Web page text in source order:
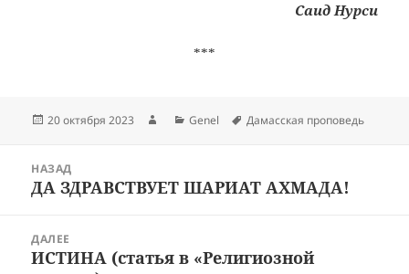
Саид Нурси
***
Опубликовано
20 октября 2023 АвторРубрики
Genel Метки
Дамасская проповедь
записям
НАЗАД
Предыдущая
ДА ЗДРАВСТВУЕТ ШАРИАТ АХМАДА!
ДАЛЕЕ
Следующая
ИСТИНА (статья в «Религиозной